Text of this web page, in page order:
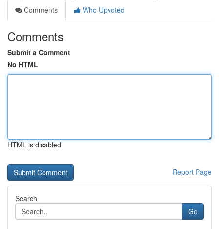
Comments
Who Upvoted
Comments
Submit a Comment
No HTML
HTML is disabled
Report Page
Search
Go